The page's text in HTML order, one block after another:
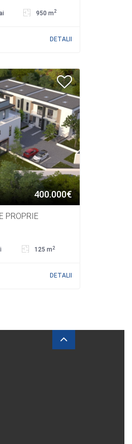
950 m 2
DETALII
400.000€
PROPRIE
125 m 2
DETALII